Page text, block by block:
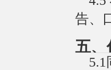
告、
五、